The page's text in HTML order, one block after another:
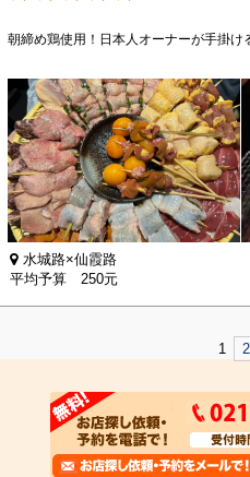
朝締め鶏使用！日本人オーナーが手掛け
水城路×仙霞路
平均予算 250元
1 2